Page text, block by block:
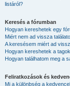
listáról?
Keresés a fórumban
Hogyan kereshetek egy
Miért nem ad vissza
A keresésem miért ad
Hogyan kereshetek a
Hogyan találhatom meg a
Feliratkozások és
Mi a különbség a